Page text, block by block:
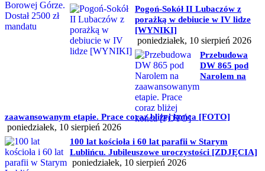
Pogoń-Sokół II Lubaczów z
porażką w debiucie w IV lidze
[WYNIKI]
poniedziałek, 10 sierpień 2026
Przebudowa
DW 865 pod
Narolem na
zaawansowanym etapie. Prace coraz bliżej końca [FOTO]
poniedziałek, 10 sierpień 2026
100 lat kościoła i 60 lat parafii w Starym
Lublińcu. Jubileuszowe uroczystości [ZDJĘCIA]
poniedziałek, 10 sierpień 2026